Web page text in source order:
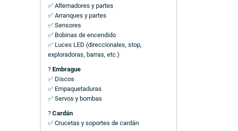
✅ Alternadores y partes
✅ Arranques y partes
✅ Sensores
✅ Bobinas de encendido
✅ Luces LED (direccionales, stop,
exploradoras, barras, etc.)
? Embrague
✅ Discos
✅ Empaquetaduras
✅ Servos y bombas
? Cardán
✅ Crucetas y soportes de cardán